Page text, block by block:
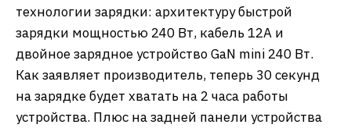
технологии зарядки: архитектуру быстрой
зарядки мощностью 240 Вт, кабель 12А и
двойное зарядное устройство GaN mini 240 Вт.
Как заявляет производитель, теперь 30 секунд
на зарядке будет хватать на 2 часа работы
устройства. Плюс на задней панели устройства